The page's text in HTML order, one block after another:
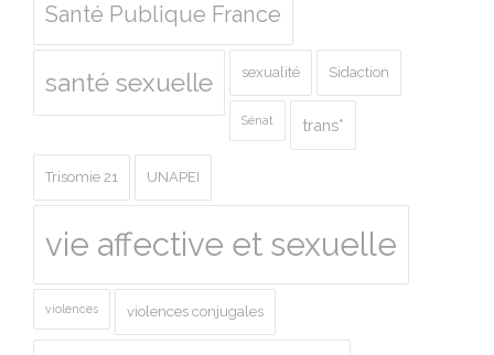
Santé Publique France
santé sexuelle sexualité Sidaction
Sénat trans*
Trisomie 21 UNAPEI
vie affective et sexuelle
violences violences conjugales